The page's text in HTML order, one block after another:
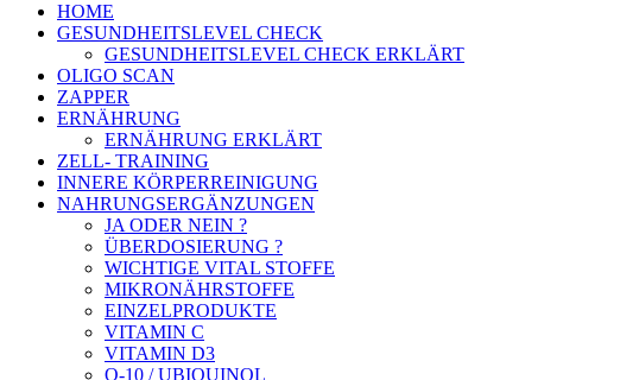
HOME
GESUNDHEITSLEVEL CHECK
GESUNDHEITSLEVEL CHECK ERKLÄRT
OLIGO SCAN
ZAPPER
ERNÄHRUNG
ERNÄHRUNG ERKLÄRT
ZELL- TRAINING
INNERE KÖRPERREINIGUNG
NAHRUNGSERGÄNZUNGEN
JA ODER NEIN ?
ÜBERDOSIERUNG ?
WICHTIGE VITAL STOFFE
MIKRONÄHRSTOFFE
EINZELPRODUKTE
VITAMIN C
VITAMIN D3
Q-10 / UBIQUINOL